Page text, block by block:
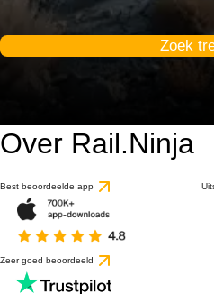
Zoek
Over Rail.Ninja
Best beoordeelde app
Zeer goed beoordeeld